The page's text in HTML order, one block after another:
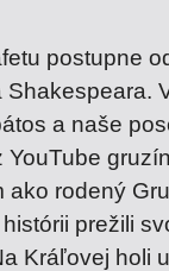
postupne
a naše
rodený
prežili
Kráľovej holi